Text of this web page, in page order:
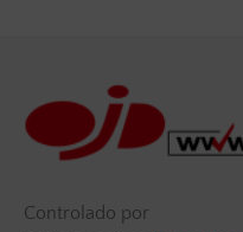
Controlado por